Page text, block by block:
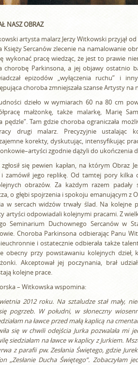
NASZ OBRAZ
artysta malarz Jerzy Witkowski przyjął
Sercanów zlecenie na namalowanie
wykonać pracę wiedząc, że jest to prawie
chorobę Parkinsona, a jej objawy ostatnio
epizodów „wyłączenia ruchu” i
choroba zmniejszała szanse Artysty na
dzieło w wymiarach 60 na 80 cm
małżonkę, także malarkę, Marię
pędzle”. Tam gdzie choroba ograniczała
drugi malarz. Precyzyjnie ustalając
korekty, dyskutując, intensyfikując
zgodnie dążyli do ukończenia
się pewien kapłan, na którym Obraz
i zamówił jego replikę. Od tamtej pory kilka
obrazów. Za każdym razem padały
o głębi spojrzenia i spokoju emanującym z
w sercach widzów trwały ślad. Na kolejne
artyści odpowiadali kolejnymi pracami. Z
Seminarium Duchownego Sercanów w
Choroba Parkinsona odbierając Panu
i ostatecznie odbierała także
obecny przy powstawaniu kolejnych dzieł,
Akceptował jej poczynania, brał
kolejne prace.
– Witkowska wspomina:
2012 roku. Na sztaludze stał mały,
pogrzeb. W południ, w słoneczny
na ławce przed małą kaplicą na
się w chwili odejścia Jurka pozwalała mi
siedziałam na ławce w kaplicy z Jurkiem.
z parafii pw. Zesłania Świętego, gdzie
„Zesłanie Ducha Świętego”. Zobaczyłam